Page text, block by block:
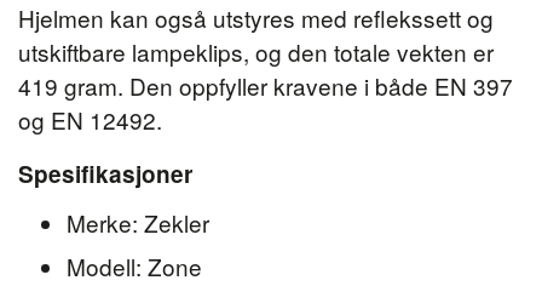
Hjelmen kan også utstyres med reflekssett og
utskiftbare lampeklips, og den totale vekten er
419 gram. Den oppfyller kravene i både EN 397
og EN 12492.
Spesifikasjoner
Merke: Zekler
Modell: Zone